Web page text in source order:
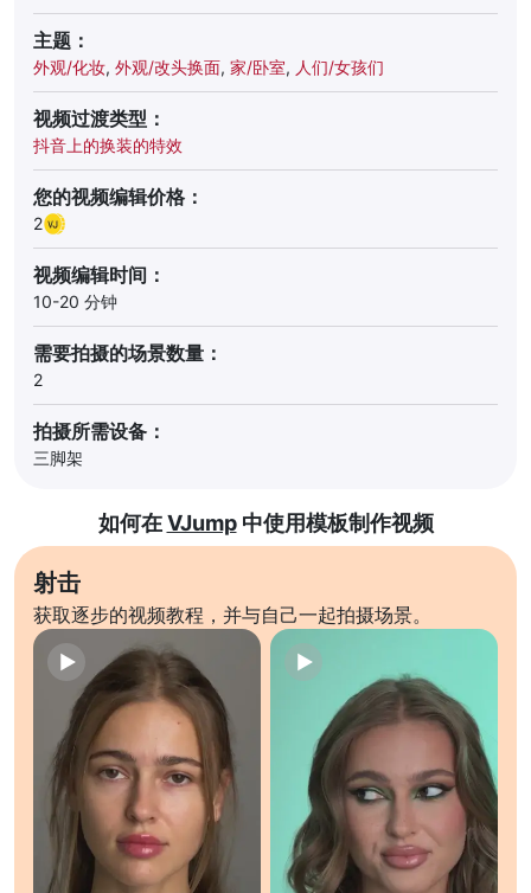
主题：
外观/化妆, 外观/改头换面, 家/卧室, 人们/女孩们
视频过渡类型：
抖音上的换装的特效
您的视频编辑价格：
2
视频编辑时间：
10-20 分钟
需要拍摄的场景数量：
2
拍摄所需设备：
三脚架
如何在VJump中使用模板制作视频
射击
获取逐步的视频教程，并与自己一起拍摄场景。